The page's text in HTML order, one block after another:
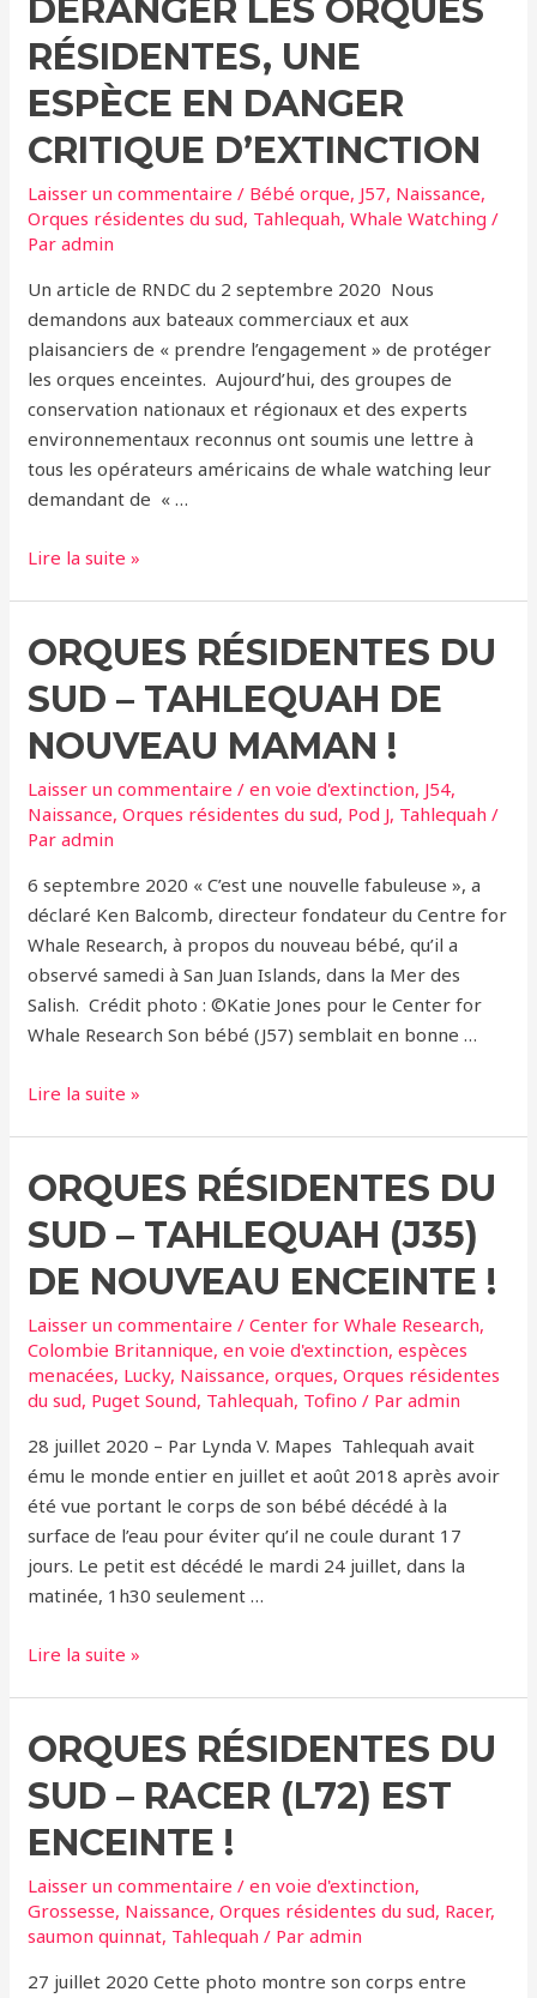
mâle
DÉRANGER LES ORQUES
RÉSIDENTES, UNE
ESPÈCE EN DANGER
CRITIQUE D’EXTINCTION
Laisser un commentaire / Bébé orque, J57, Naissance,
Orques résidentes du sud, Tahlequah,Whale Watching /
Paradmin
Un article de RNDC du 2 septembre 2020 Nous
demandons aux bateaux commerciaux et aux
plaisanciers de « prendre l’engagement » de protéger
les orques enceintes. Aujourd’hui, des groupes de
conservation nationaux et régionaux et des experts
environnementaux reconnus ont soumis une lettre à
tous les opérateurs américains de whale watching leur
demandant de « …
Les
whale
watching
priées
d’arrêter
de
déranger
les
résidentes,
une
espèce
en
danger
critique
Lire la suite »
ORQUES RÉSIDENTES DU
SUD – TAHLEQUAH DE
NOUVEAU MAMAN !
Laisser un commentaire /en voie d'extinction, J54,
Naissance,Orques résidentes du sud, Pod J, Tahlequah /
Paradmin
6 septembre 2020 « C’est une nouvelle fabuleuse », a
déclaré Ken Balcomb, directeur fondateur du Centre for
Whale Research, à propos du nouveau bébé, qu’il a
observé samedi à San Juan Islands, dans la Mer des
Salish. Crédit photo : ©Katie Jones pour le Center for
Whale Research Son bébé (J57) semblait en bonne …
Orques
Sud
Tahlequah
de
nouveau
Maman
!
Lire la suite »
ORQUES RÉSIDENTES DU
SUD – TAHLEQUAH (J35)
DE NOUVEAU ENCEINTE !
Laisser un commentaire /Center for Whale Research,
Colombie Britannique,en voie d'extinction,espèces
menacées, Lucky, Naissance,orques,Orques résidentes
du sud, Puget Sound, Tahlequah, Tofino / Paradmin
28 juillet 2020 – Par Lynda V. Mapes Tahlequah avait
ému le monde entier en juillet et août 2018 après avoir
été vue portant le corps de son bébé décédé à la
surface de l’eau pour éviter qu’il ne coule durant 17
jours. Le petit est décédé le mardi 24 juillet, dans la
matinée, 1h30 seulement …
Orques
Sud
Tahlequah
(J35)
de
nouveau
enceinte
Lire la suite »
ORQUES RÉSIDENTES DU
SUD – RACER (L72) EST
ENCEINTE !
Laisser un commentaire /en voie d'extinction,
Grossesse, Naissance,Orques résidentes du sud, Racer,
saumon quinnat, Tahlequah / Paradmin
27 juillet 2020 Cette photo montre son corps entre